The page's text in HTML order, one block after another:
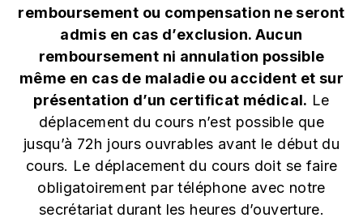
remboursement ou compensation ne seront
admis en cas d’exclusion. Aucun
remboursement ni annulation possible
même en cas de maladie ou accident et sur
présentation d’un certificat médical. Le
déplacement du cours n’est possible que
jusqu’à 72h jours ouvrables avant le début du
cours. Le déplacement du cours doit se faire
obligatoirement par téléphone avec notre
secrétariat durant les heures d’ouverture.